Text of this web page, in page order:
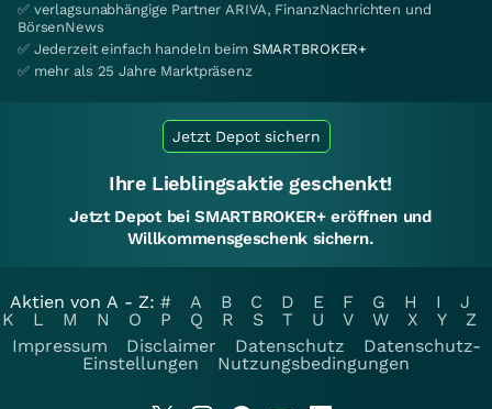
✅ verlagsunabhängige Partner ARIVA, FinanzNachrichten und
BörsenNews
✅ Jederzeit einfach handeln beim SMARTBROKER+
✅ mehr als 25 Jahre Marktpräsenz
Jetzt Depot sichern
Ihre Lieblingsaktie geschenkt!
Jetzt Depot bei SMARTBROKER+ eröffnen und
Willkommensgeschenk sichern.
Aktien von A - Z: # A B C D E F G H I
J
K
L M N O P Q R S T U V W X Y
Z
Impressum
Disclaimer Datenschutz
Datenschutz-
Einstellungen
Nutzungsbedingungen